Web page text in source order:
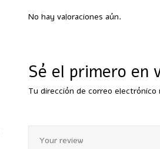
No hay valoraciones aún.
Sé el primero en
Tu dirección de correo electrónico